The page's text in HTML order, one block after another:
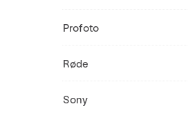
Profoto
Røde
Sony